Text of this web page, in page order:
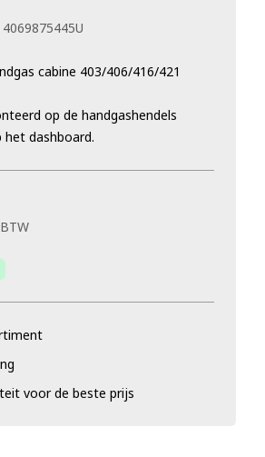
4069875445U
cabine 403/406/416/421
op de handgashendels
dashboard.
voor de beste prijs